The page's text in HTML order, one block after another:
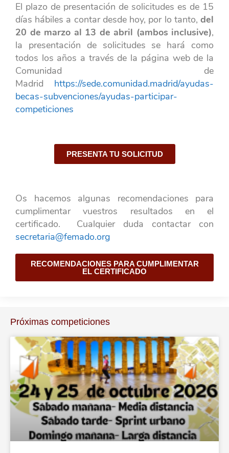
El plazo de presentación de solicitudes es de 15
días hábiles a contar desde hoy, por lo tanto, del
20 de marzo al 13 de abril (ambos inclusive),
la presentación de solicitudes se hará como
todos los años a través de la página web de la
Comunidad de
Madrid https://sede.comunidad.madrid/ayudas-
becas-subvenciones/ayudas-participar-
competiciones
PRESENTA TU SOLICITUD
Os hacemos algunas recomendaciones para
cumplimentar vuestros resultados en el
certificado. Cualquier duda contactar con
secretaria@femado.org
RECOMENDACIONES PARA CUMPLIMENTAR
EL CERTIFICADO
Próximas competiciones